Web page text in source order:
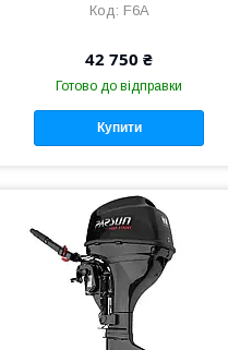
F6A
42 750 ₴
Готово до відправки
Купити